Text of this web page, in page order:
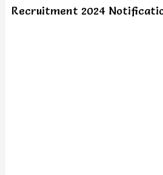
Recruitment 2024